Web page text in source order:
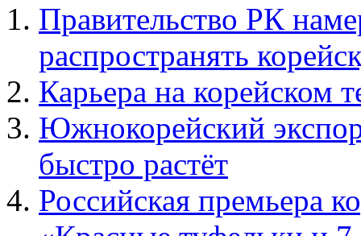
Правительство РК
распространять
Карьера на корейском
Южнокорейский
быстро растёт
Российская премьера